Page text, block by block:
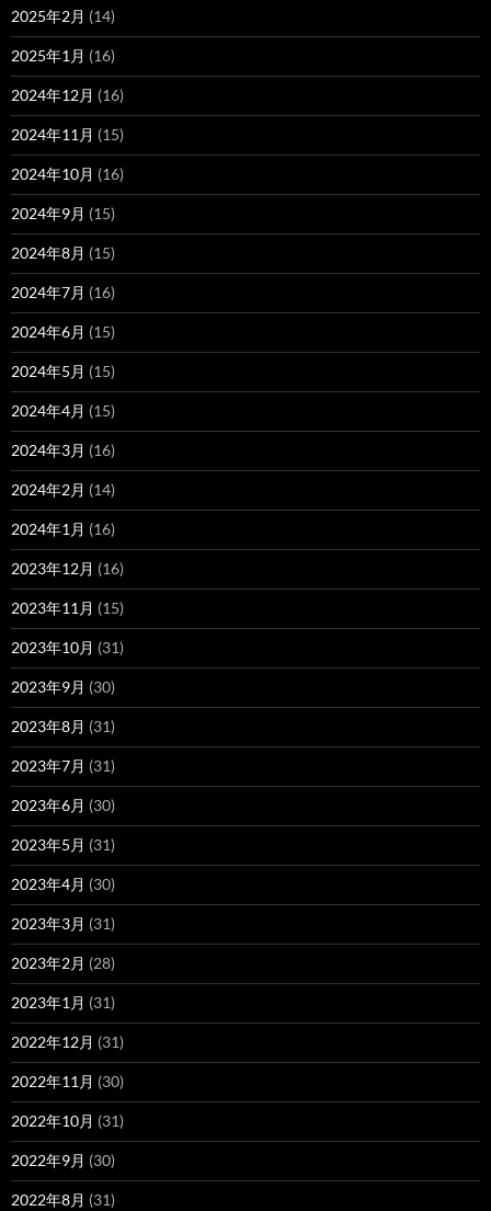
2025年2月 (14)
2025年1月 (16)
2024年12月 (16)
2024年11月 (15)
2024年10月 (16)
2024年9月 (15)
2024年8月 (15)
2024年7月 (16)
2024年6月 (15)
2024年5月 (15)
2024年4月 (15)
2024年3月 (16)
2024年2月 (14)
2024年1月 (16)
2023年12月 (16)
2023年11月 (15)
2023年10月 (31)
2023年9月 (30)
2023年8月 (31)
2023年7月 (31)
2023年6月 (30)
2023年5月 (31)
2023年4月 (30)
2023年3月 (31)
2023年2月 (28)
2023年1月 (31)
2022年12月 (31)
2022年11月 (30)
2022年10月 (31)
2022年9月 (30)
2022年8月 (31)